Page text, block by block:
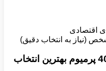
اقتصادی
(نیاز به انتخاب دقیق)
چرا تیغه برف پاک کن پژو 405 پرمیوم بهترین انتخاب